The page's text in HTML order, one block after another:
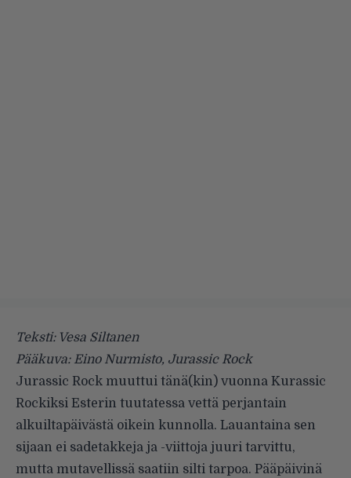
Teksti: Vesa Siltanen
Pääkuva: Eino Nurmisto, Jurassic Rock
Jurassic Rock muuttui tänä(kin) vuonna Kurassic
Rockiksi Esterin tuutatessa vettä perjantain
alkuiltapäivästä oikein kunnolla. Lauantaina sen
sijaan ei sadetakkeja ja -viittoja juuri tarvittu,
mutta mutavellissä saatiin silti tarpoa. Pääpäivinä